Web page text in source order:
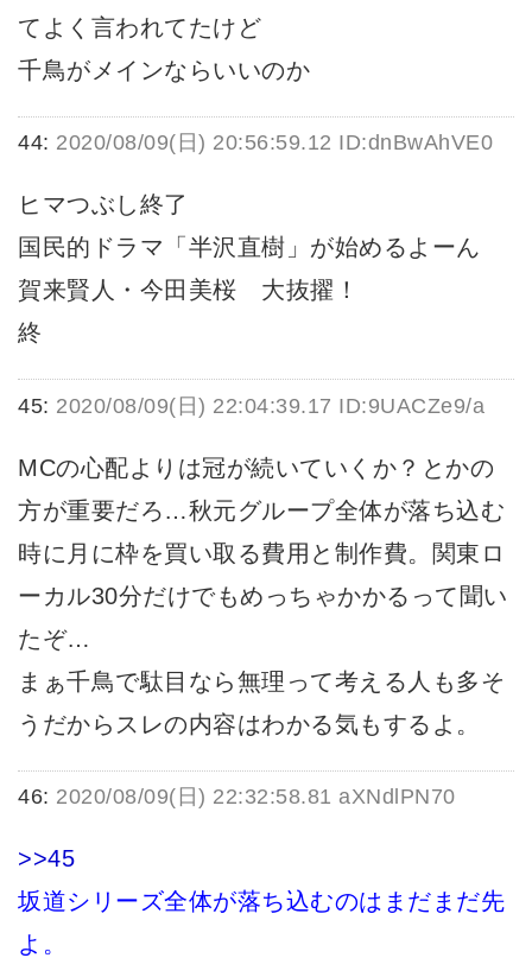
てよく言われてたけど
千鳥がメインならいいのか
44: 2020/08/09(日) 20:56:59.12 ID:dnBwAhVE0
ヒマつぶし終了
国民的ドラマ「半沢直樹」が始めるよーん
賀来賢人・今田美桜 大抜擢！
終
45: 2020/08/09(日) 22:04:39.17 ID:9UACZe9/a
MCの心配よりは冠が続いていくか？とかの
方が重要だろ…秋元グループ全体が落ち込む
時に月に枠を買い取る費用と制作費。関東ロ
ーカル30分だけでもめっちゃかかるって聞い
たぞ…
まぁ千鳥で駄目なら無理って考える人も多そ
うだからスレの内容はわかる気もするよ。
46: 2020/08/09(日) 22:32:58.81 aXNdlPN70
>>45
坂道シリーズ全体が落ち込むのはまだまだ先
よ。